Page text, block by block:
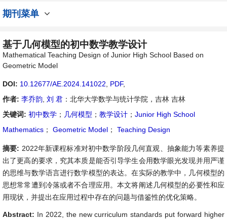
期刊菜单
基于几何模型的初中数学教学设计
Mathematical Teaching Design of Junior High School Based on
Geometric Model
DOI: 10.12677/AE.2024.141022 PDF,
作者: 李乔韵 刘 君 ：北华大学数学与统计学院，吉林 吉林
关键词: 初中数学 ； 几何模型 ； 教学设计 ； Junior High School
Mathematics ； Geometric Model ； Teaching Design
摘要: 2022年新课程标准对初中数学阶段几何直观、抽象能力等素养提
出了更高的要求，究其本质是能否引导学生会用数学眼光发现并用严谨
的思维与数学语言进行数学模型的表达。在实际的教学中，几何模型的
思想常常遭到冷落或者不合理应用。本文将阐述几何模型的必要性和应
用现状，并提出在应用过程中存在的问题与借鉴性的优化策略。
Abstract: In 2022, the new curriculum standards put forward higher